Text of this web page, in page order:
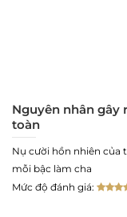
Nguyên nhân gây
toàn
Nụ cười hồn nhiên của
mỗi bậc làm cha
Mức độ đánh giá: